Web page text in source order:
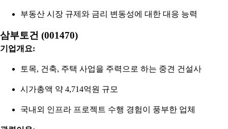
부동산 시장 규제와 금리 변동성에 대한 대응 능력
삼부토건 (001470)
기업개요:
토목, 건축, 주택 사업을 주력으로 하는 중견 건설사
시가총액 약 4,714억원 규모
국내외 인프라 프로젝트 수행 경험이 풍부한 업체